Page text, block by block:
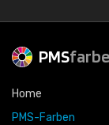
PMS
Home
PMS-Farben